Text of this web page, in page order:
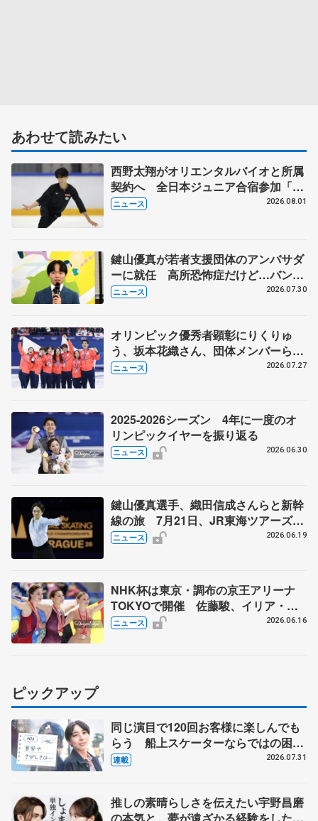
あわせて読みたい
西野太翔がオリエンタルバイオと所属
契約へ 全日本ジュニア合宿参加「結
果残していかないと」 講師はジェー
ニュース 2026.08.01
鍵山優真が若者支援団体のアンバサダ
ーに就任 高所恐怖症だけど…バンジ
ージャンプに挑戦も？
ニュース 2026.07.30
オリンピック優秀者顕彰にりくりゅ
う、坂本花織さん、団体メンバーら
8月7日に文科省が表彰式、ブルーノ・
ニュース 2026.07.27
2025-2026シーズン 4年に一度のオ
リンピックイヤーを振り返る
ニュース 2026.06.30
鍵山優真選手、織田信成さんらと新幹
線の旅 7月21日、JR東海ツアーズが
「THE REVUE ON SHINKANSEN」
ニュース 2026.06.19
NHK杯は東京・調布の京王アリーナ
TOKYOで開催 佐藤駿、イリア・マ
リニンらが出場
ニュース 2026.06.16
ピックアップ
同じ演目で120回お客様に楽しんでも
らう 船上スケーターならではの困難
とは 影響あったPIW前キャプテン松
連載 2026.07.31
推しの素晴らしさを伝えたい宇野昌磨